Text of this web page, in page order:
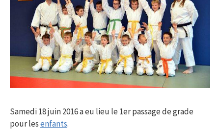
Samedi 18 juin 2016 a eu lieu le 1er passage de grade
pour lesenfants.